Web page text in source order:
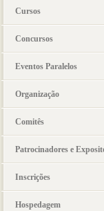
Cursos
Concursos
Eventos Paralelos
Organização
Comitês
Patrocinadores e
Inscrições
Hospedagem